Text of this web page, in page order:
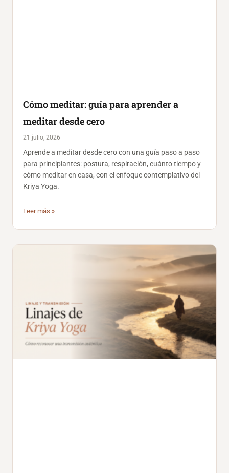
Cómo meditar: guía para aprender a
meditar desde cero
21 julio, 2026
Aprende a meditar desde cero con una guía paso a paso
para principiantes: postura, respiración, cuánto tiempo y
cómo meditar en casa, con el enfoque contemplativo del
Kriya Yoga.
Leer más »